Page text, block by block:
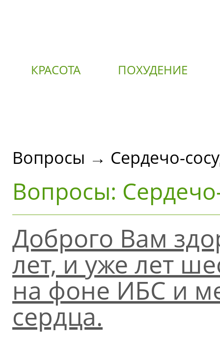
КРАСОТА ПОХУДЕНИЕ
Вопросы → Сердечо-
Вопросы:
Доброго Вам
лет, и уже лет
на фоне ИБС и
сердца.